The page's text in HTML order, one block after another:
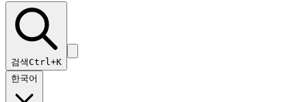
검색Ctrl+K
한국어